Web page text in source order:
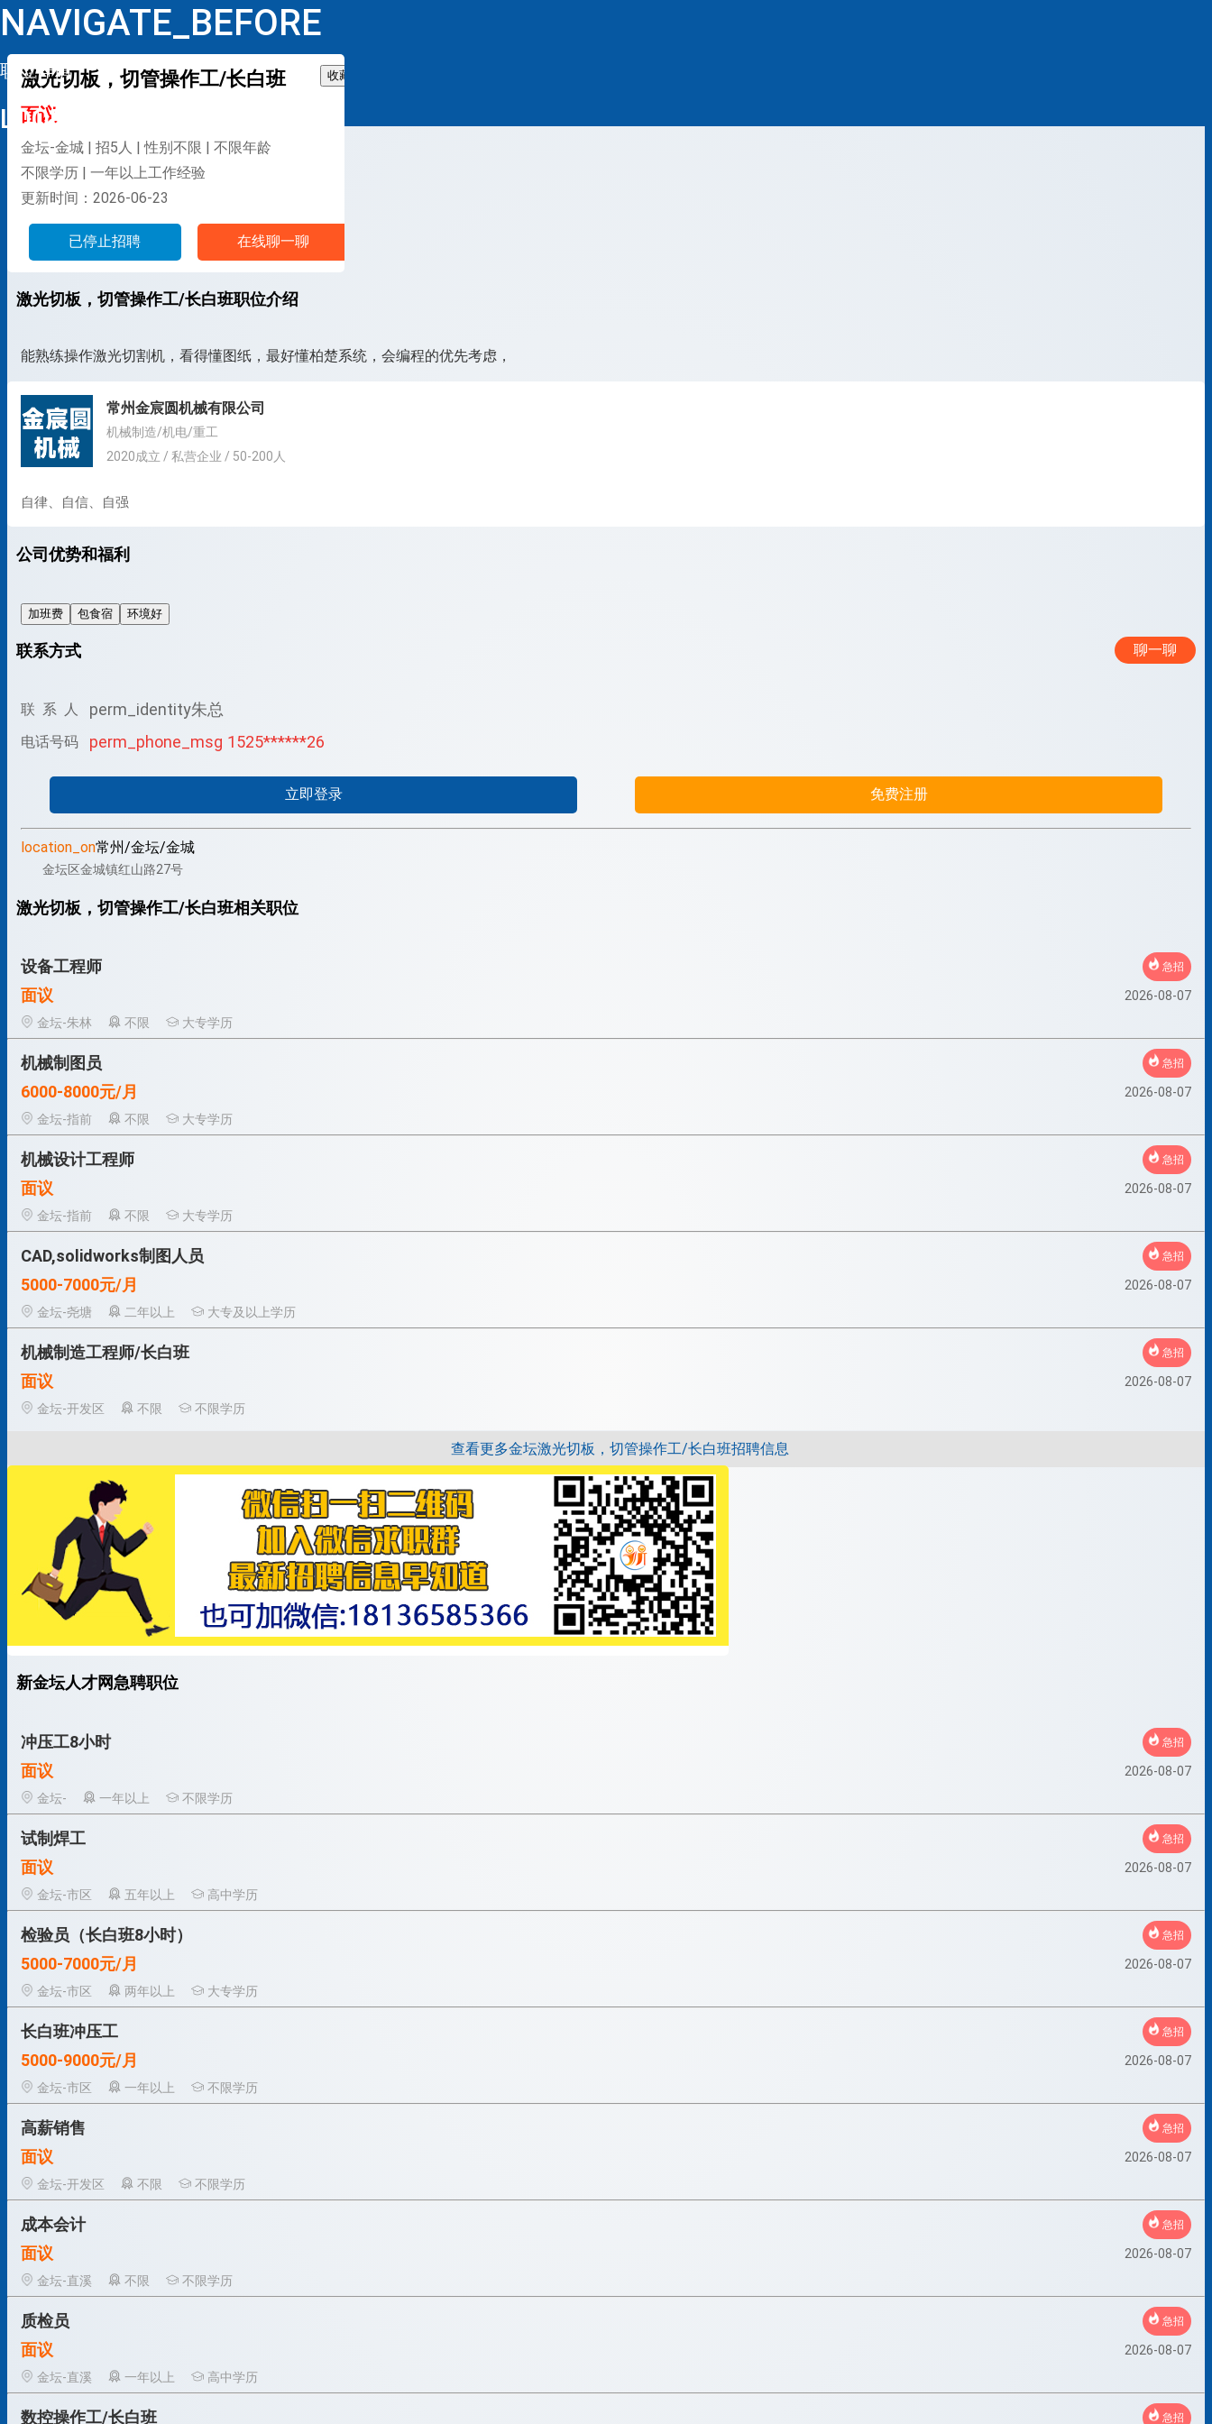
NAVIGATE_BEFORE
职位详情
LOOP
激光切板，切管操作工/长白班 收藏
面议
金坛-金城 | 招5人 | 性别不限 | 不限年龄
不限学历 | 一年以上工作经验
更新时间：2026-06-23
已停止招聘 在线聊一聊
激光切板，切管操作工/长白班职位介绍
能熟练操作激光切割机，看得懂图纸，最好懂柏楚系统，会编程的优先考虑，
常州金宸圆机械有限公司
机械制造/机电/重工
2020成立 / 私营企业 / 50-200人
自律、自信、自强
公司优势和福利
加班费 包食宿 环境好
联系方式 聊一聊
联 系 人 perm_identity朱总
电话号码 perm_phone_msg 1525******26
立即登录 免费注册
location_on常州/金坛/金城
金坛区金城镇红山路27号
激光切板，切管操作工/长白班相关职位
设备工程师 急招
面议
2026-08-07
金坛-朱林
不限 大专学历
机械制图员 急招
6000-8000元/月
2026-08-07
金坛-指前
不限 大专学历
机械设计工程师 急招
面议
2026-08-07
金坛-指前
不限 大专学历
CAD,solidworks制图人员 急招
5000-7000元/月
2026-08-07
金坛-尧塘
二年以上 大专及以上学历
机械制造工程师/长白班 急招
面议
2026-08-07
金坛-开发区
不限 不限学历
查看更多金坛激光切板，切管操作工/长白班招聘信息
新金坛人才网急聘职位
冲压工8小时 急招
面议
2026-08-07
金坛-
一年以上 不限学历
试制焊工 急招
面议
2026-08-07
金坛-市区
五年以上 高中学历
检验员（长白班8小时） 急招
5000-7000元/月
2026-08-07
金坛-市区
两年以上 大专学历
长白班冲压工 急招
5000-9000元/月
2026-08-07
金坛-市区
一年以上 不限学历
高薪销售 急招
面议
2026-08-07
金坛-开发区
不限 不限学历
成本会计 急招
面议
2026-08-07
金坛-直溪
不限 不限学历
质检员 急招
面议
2026-08-07
金坛-直溪
一年以上 高中学历
数控操作工/长白班 急招